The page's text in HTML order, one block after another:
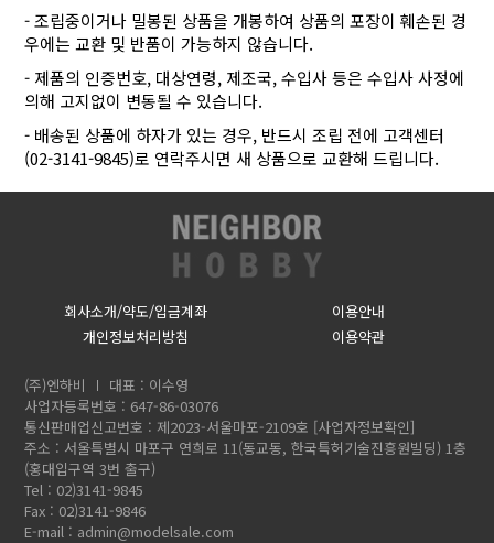
- 조립중이거나 밀봉된 상품을 개봉하여 상품의 포장이 훼손된 경
우에는 교환 및 반품이 가능하지 않습니다.
- 제품의 인증번호, 대상연령, 제조국, 수입사 등은 수입사 사정에
의해 고지없이 변동될 수 있습니다.
- 배송된 상품에 하자가 있는 경우, 반드시 조립 전에 고객센터
(02-3141-9845)로 연락주시면 새 상품으로 교환해 드립니다.
회사소개/약도/입금계좌
이용안내
개인정보처리방침
이용약관
(주)엔하비
대표 : 이수영
사업자등록번호 : 647-86-03076
통신판매업신고번호 : 제2023-서울마포-2109호 [사업자정보확인]
주소 : 서울특별시 마포구 연희로 11(동교동, 한국특허기술진흥원빌딩) 1층
(홍대입구역 3번 출구)
Tel : 02)3141-9845
Fax : 02)3141-9846
E-mail : admin@modelsale.com